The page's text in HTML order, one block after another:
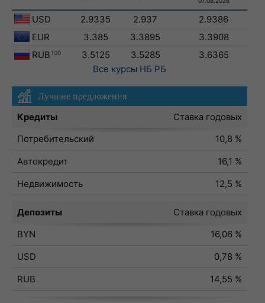
USD 2.9335 2.937
2.9386
EUR
3.385 3.3895
3.3908
RUB 100 3.5125 3.5285
3.6365
Все курсы НБ РБ
Лучшие предложения
Кредиты
Ставка годовых
Потребительский
10,8 %
Автокредит
16,1 %
Недвижимость
12,5 %
Депозиты
Ставка годовых
BYN
16,06 %
USD
0,78 %
RUB
14,55 %